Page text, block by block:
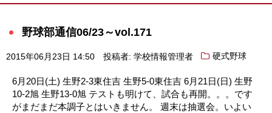
野球部通信06/23～vol.171
2015年06月23日 14:50 投稿者: 学校情報管理者 硬式野球
6月20日(土) 生野2-3東住吉 生野5-0東住吉 6月21日(日) 生野
10-2旭 生野13-0旭 テストも明けて、試合も再開。。。です
がまだまだ本調子とはいきません。 週末は抽選会。いよい